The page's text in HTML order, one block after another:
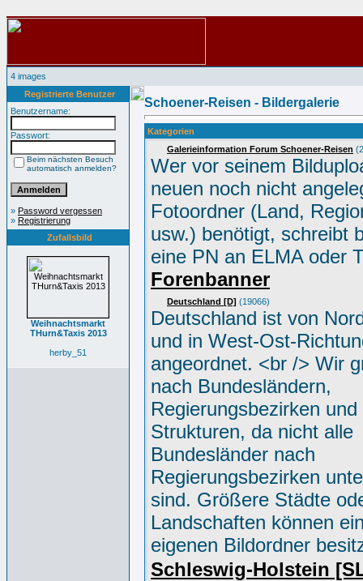
4 images
Registrierte Benutzer
Benutzername:
Passwort:
Beim nächsten Besuch
automatisch anmelden?
» Password vergessen
» Registrierung
Zufallsbild
Weihnachtsmarkt
THurn&Taxis 2013
herby_51
Schoener-Reisen - Bildergalerie
Kategorien
Galerieinformation Forum Schoener-Reisen
Wer vor seinem
neuen noch nicht
Fotoordner (Land,
usw.) benötigt, schreibt
eine PN an ELMA oder
Forenbanner
Deutschland [D] (19066)
Deutschland ist von
und in West-Ost-
angeordnet. <br /> Wir
nach Bundesländern,
Regierungsbezirken
Strukturen, da nicht alle
Bundesländer nach
Regierungsbezirken
sind. Größere Städte
Landschaften können
eigenen Bildordner
Schleswig-Holstein